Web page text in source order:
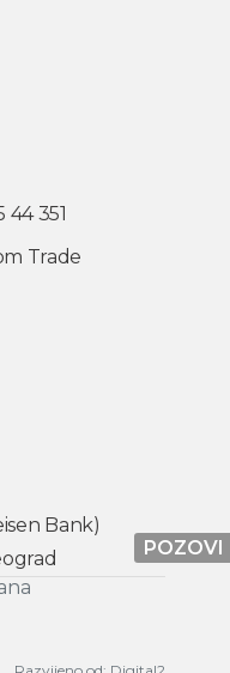
44 351
Trade
Bank)
POZOVI